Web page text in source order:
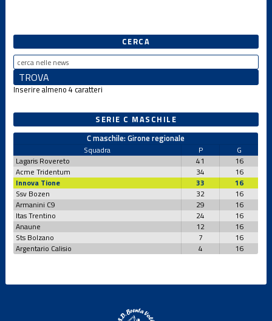
CERCA
Inserire almeno 4 caratteri
SERIE C MASCHILE
C maschile: Girone regionale
Squadra P
G
Lagaris Rovereto
41
16
Acme Tridentum
34
16
Innova Tione
33
16
Ssv Bozen
32
16
Armanini C9
29
16
Itas Trentino
24
16
Anaune
12
16
Sts Bolzano
7
16
Argentario Calisio
4 16